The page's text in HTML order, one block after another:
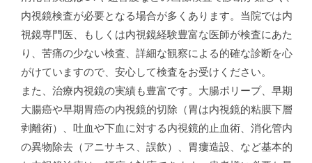
内視鏡検査が必要となる場合が多くあります。当院では内
視鏡専門医、もしくは内視鏡経験豊富な医師が検査にあた
り、苦痛の少ない検査、詳細な観察による的確な診断を心
がけていますので、安心して検査をお受けください。
また、治療内視鏡の実績も豊富です。大腸ポリープ、早期
大腸癌や早期胃癌の内視鏡的切除（胃は内視鏡的粘膜下層
剥離術）、吐血や下血に対する内視鏡的止血術、消化管内
の異物除去（アニサキス、誤飲）、胃瘻造設、など基本的